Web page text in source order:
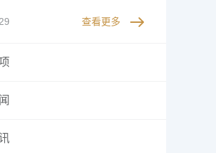
查看更多